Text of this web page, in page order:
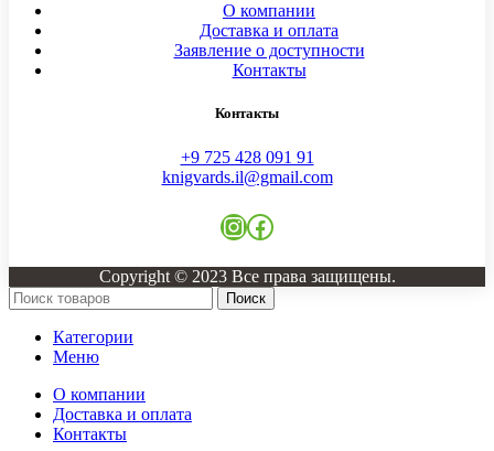
О компании
Доставка и оплата
Заявление о доступности
Контакты
Контакты
+9 725 428 091 91
knigvards.il@gmail.com
Instagram
Facebook
Copyright © 2023 Все права защищены.
Поиск
Категории
Меню
О компании
Доставка и оплата
Контакты